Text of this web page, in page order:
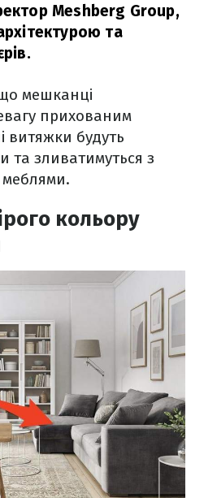
Meshberg Group,
та
мешканці
прихованим
витяжки будуть
та зливатимуться з
кольору